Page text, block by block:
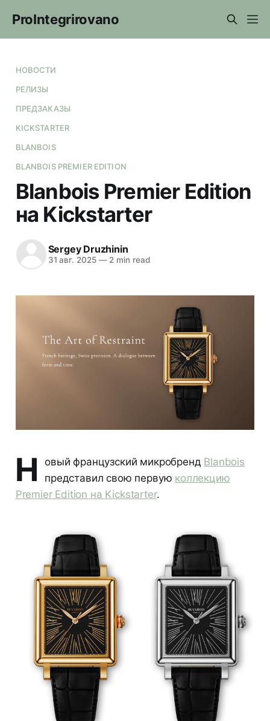
ProIntegrirovano
НОВОСТИ
РЕЛИЗЫ
ПРЕДЗАКАЗЫ
KICKSTARTER
BLANBOIS
BLANBOIS PREMIER EDITION
Blanbois Premier Edition
на Kickstarter
Sergey Druzhinin
31 авг. 2025 —2 min read
Н овый французский микробренд Blanbois
представил свою первую коллекцию
Premier Edition на Kickstarter.